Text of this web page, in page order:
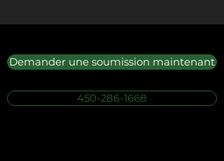
Demander une soumission maintenant
450-286-1668